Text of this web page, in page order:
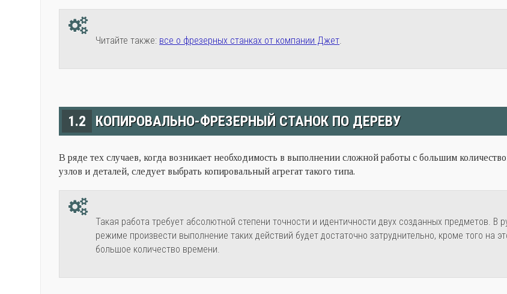
Читайте также: все о фрезерных станках от компании Джет.
1.2 КОПИРОВАЛЬНО-ФРЕЗЕРНЫЙ СТАНОК ПО ДЕРЕВУ
В ряде тех случаев, когда возникает необходимость в выполнении сложной работы с большим
узлов и деталей, следует выбрать копировальный агрегат такого типа.
Такая работа требует абсолютной степени точности и идентичности двух созданных предметов. В
режиме произвести выполнение таких действий будет достаточно затруднительно, кроме того на
большое количество времени.